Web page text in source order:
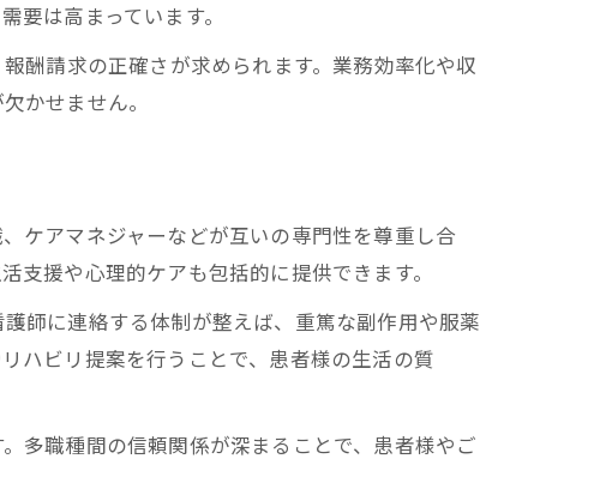
長
は高まっています。
酬請求の正確さが求められます。業務効率化や収
かせません。
ケアマネジャーなどが互いの専門性を尊重し合
援や心理的ケアも包括的に提供できます。
師に連絡する体制が整えば、重篤な副作用や服薬
ハビリ提案を行うことで、患者様の生活の質
多職種間の信頼関係が深まることで、患者様やご